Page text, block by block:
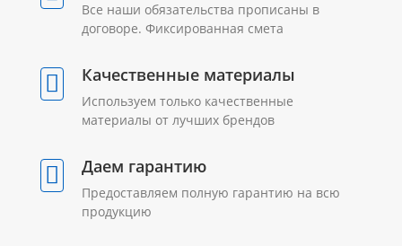
Все наши обязательства прописаны в
договоре. Фиксированная смета
Качественные материалы
Используем только качественные
материалы от лучших брендов
Даем гарантию
Предоставляем полную гарантию на всю
продукцию